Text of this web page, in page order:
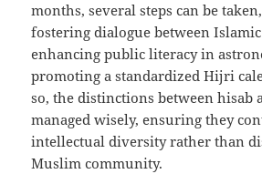
months, several steps can be
fostering dialogue between
enhancing public literacy in
promoting a standardized Hijri
so, the distinctions between hisab
managed wisely, ensuring they
intellectual diversity rather than
Muslim community.